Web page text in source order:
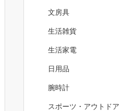
文房具
生活雑貨
生活家電
日用品
腕時計
スポーツ・アウトドア